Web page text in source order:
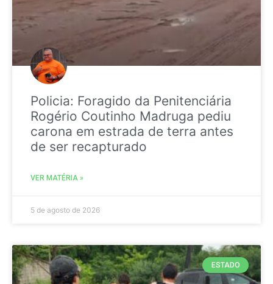
Policia: Foragido da Penitenciária
Rogério Coutinho Madruga pediu
carona em estrada de terra antes
de ser recapturado
VER MATÉRIA »
5 de agosto de 2026
ESTADO